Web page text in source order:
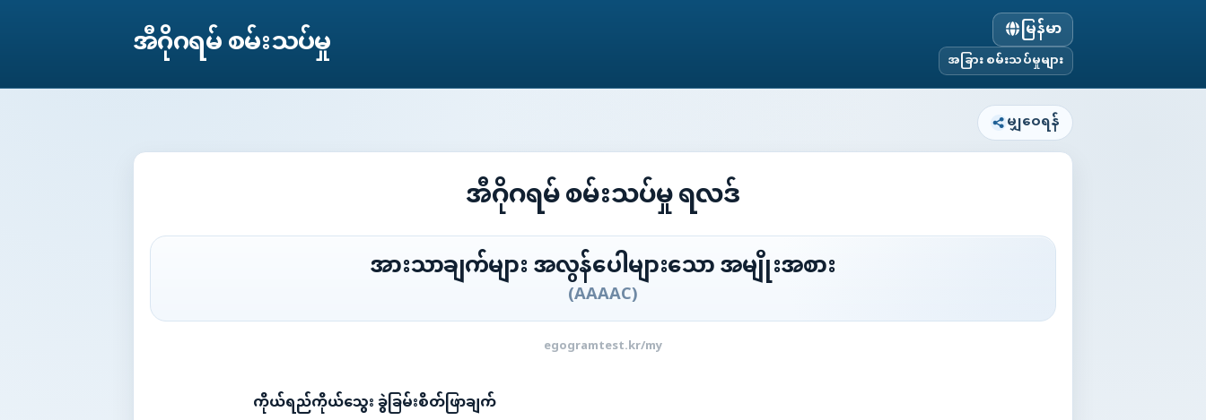
အီဂိုဂရမ် စမ်းသပ်မှု မြန်မာ
အခြား စမ်းသပ်မှုများ
မျှဝေရန်
အီဂိုဂရမ် စမ်းသပ်မှု ရလဒ်
အားသာချက်များ အလွန်ပေါများသော အမျိုးအစား
(AAAAC)
egogramtest.kr/my
ကိုယ်ရည်ကိုယ်သွေး ခွဲခြမ်းစိတ်ဖြာချက်